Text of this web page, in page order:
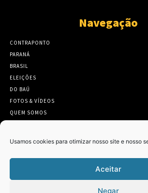
Usamos cookies para otimizar nosso site e nosso
Aceitar
Negar
Navegação
CONTRAPONTO
PARANÁ
BRASIL
ELEIÇÕES
DO BAÚ
FOTOS & VÍDEOS
QUEM SOMOS
Twitter
Clique para aceitar os cookies